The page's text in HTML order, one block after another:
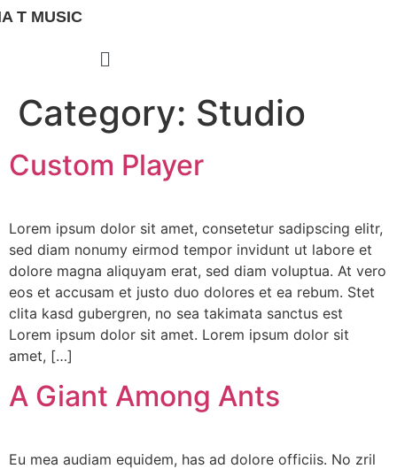
T MUSIC
Category: Studio
Custom Player
Lorem ipsum dolor sit amet, consetetur sadipscing elitr,
sed diam nonumy eirmod tempor invidunt ut labore et
dolore magna aliquyam erat, sed diam voluptua. At vero
eos et accusam et justo duo dolores et ea rebum. Stet
clita kasd gubergren, no sea takimata sanctus est
Lorem ipsum dolor sit amet. Lorem ipsum dolor sit
amet, […]
A Giant Among Ants
Eu mea audiam equidem, has ad dolore officiis. No zril